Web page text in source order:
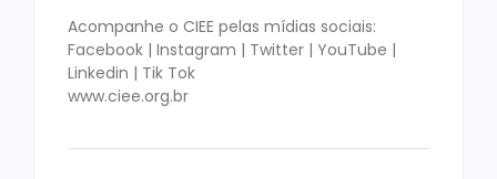
Acompanhe o CIEE pelas mídias sociais:
Facebook | Instagram | Twitter | YouTube |
Linkedin | Tik Tok
www.ciee.org.br